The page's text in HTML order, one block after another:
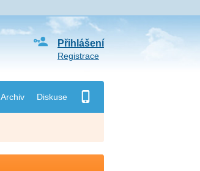
Archiv Diskuse
Přihlášení
Registrace